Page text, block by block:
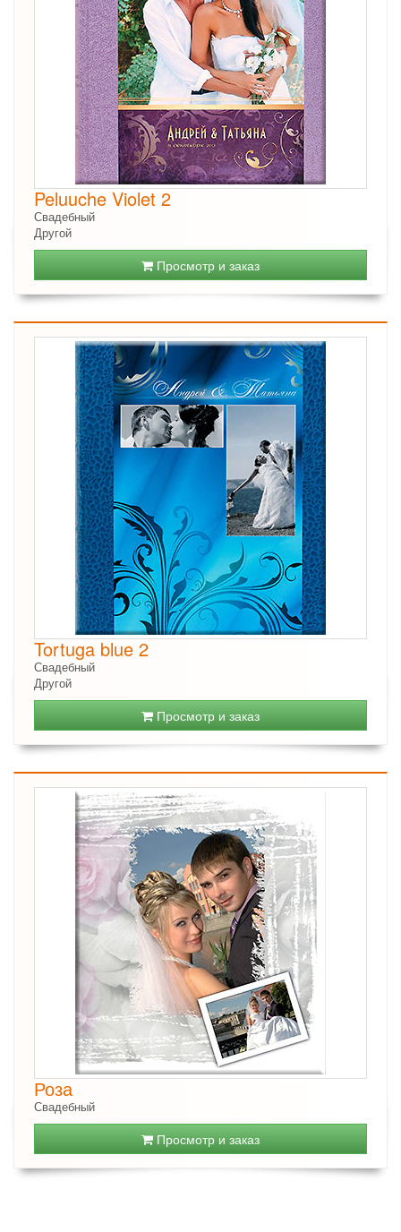
Peluuche Violet 2
Свадебный
Другой
Просмотр и заказ
Tortuga blue 2
Свадебный
Другой
Просмотр и заказ
Роза
Свадебный
Просмотр и заказ